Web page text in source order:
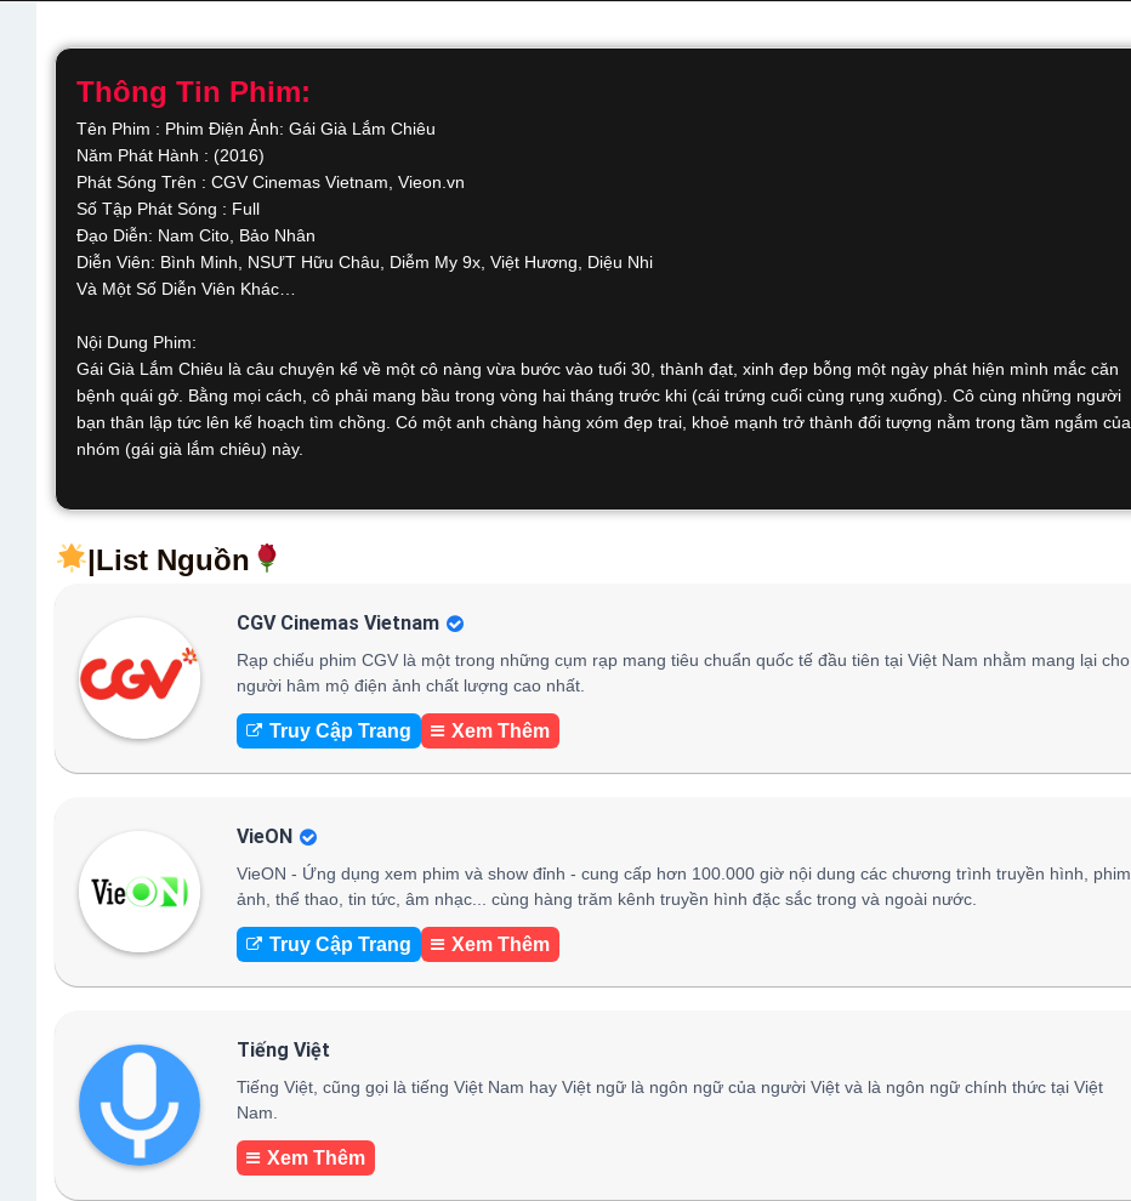
Thông Tin Phim:
Tên Phim : Phim Điện Ảnh: Gái Già Lắm Chiêu
Năm Phát Hành : (2016)
Phát Sóng Trên : CGV Cinemas Vietnam, Vieon.vn
Số Tập Phát Sóng : Full
Đạo Diễn: Nam Cito, Bảo Nhân
Diễn Viên: Bình Minh, NSƯT Hữu Châu, Diễm My 9x, Việt Hương, Diệu Nhi
Và Một Số Diễn Viên Khác…
Nội Dung Phim:
Gái Già Lắm Chiêu là câu chuyện kể về một cô nàng vừa bước vào tuổi 30, thành đạt, xinh đẹp bỗng một ngày phát hiện mình mắc căn
bệnh quái gở. Bằng mọi cách, cô phải mang bầu trong vòng hai tháng trước khi (cái trứng cuối cùng rụng xuống). Cô cùng những người
bạn thân lập tức lên kế hoạch tìm chồng. Có một anh chàng hàng xóm đẹp trai, khoẻ mạnh trở thành đối tượng nằm trong tầm ngắm của
nhóm (gái già lắm chiêu) này.
|List Nguồn
CGV Cinemas Vietnam
Rạp chiếu phim CGV là một trong những cụm rạp mang tiêu chuẩn quốc tế đầu tiên tại Việt Nam nhằm mang lại cho
người hâm mộ điện ảnh chất lượng cao nhất.
Truy Cập Trang Xem Thêm
VieON
VieON - Ứng dụng xem phim và show đỉnh - cung cấp hơn 100.000 giờ nội dung các chương trình truyền hình, phim
ảnh, thể thao, tin tức, âm nhạc... cùng hàng trăm kênh truyền hình đặc sắc trong và ngoài nước.
Truy Cập Trang Xem Thêm
Tiếng Việt
Tiếng Việt, cũng gọi là tiếng Việt Nam hay Việt ngữ là ngôn ngữ của người Việt và là ngôn ngữ chính thức tại Việt
Nam.
Xem Thêm